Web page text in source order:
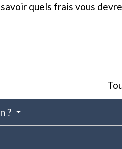
quels frais vous
?